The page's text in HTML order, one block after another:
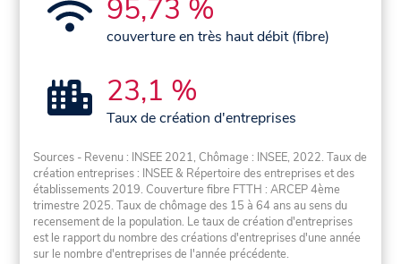
95,73 %
couverture en très haut débit (fibre)
23,1 %
Taux de création d'entreprises
Sources - Revenu : INSEE 2021, Chômage : INSEE, 2022. Taux de
création entreprises : INSEE & Répertoire des entreprises et des
établissements 2019. Couverture fibre FTTH : ARCEP 4ème
trimestre 2025. Taux de chômage des 15 à 64 ans au sens du
recensement de la population. Le taux de création d'entreprises
est le rapport du nombre des créations d'entreprises d'une année
sur le nombre d'entreprises de l'année précédente.